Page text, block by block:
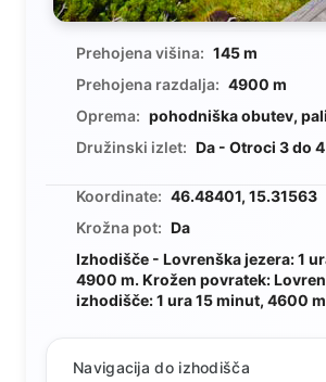
Prehojena višina: 145 m
Prehojena razdalja: 4900 m
Oprema: pohodniška obutev,
Družinski izlet: Da - Otroci 3 do
Koordinate: 46.48401, 15.31563
Krožna pot: Da
Izhodišče - Lovrenška jezera: 1
4900 m. Krožen povratek:
izhodišče: 1 ura 15 minut, 4600
Navigacija do izhodišča